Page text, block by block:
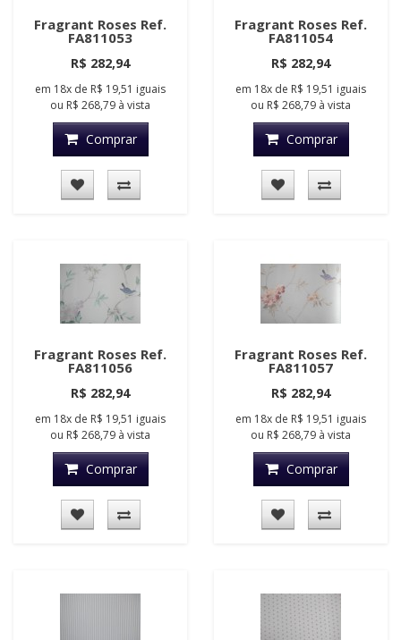
Fragrant Roses Ref.
FA811053
R$ 282,94
em 18x de R$ 19,51 iguais
ou R$ 268,79 à vista
Comprar
Fragrant Roses Ref.
FA811054
R$ 282,94
em 18x de R$ 19,51 iguais
ou R$ 268,79 à vista
Comprar
Fragrant Roses Ref.
FA811056
R$ 282,94
em 18x de R$ 19,51 iguais
ou R$ 268,79 à vista
Comprar
Fragrant Roses Ref.
FA811057
R$ 282,94
em 18x de R$ 19,51 iguais
ou R$ 268,79 à vista
Comprar